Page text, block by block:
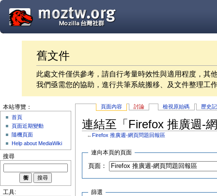
舊文件
此處文件僅供參考，請自行考量時效性與適用程度，其
我們亟需您的協助，進行共筆系統搬移、及文件整理工
頁面內容 討論 檢視原始碼 歷史
連結至「Firefox 推廣週-
← Firefox 推廣週-網頁問題回報區
連向本頁的頁面
頁面：
篩選
本站導覽：
首頁
頁面近期變動
隨機頁面
Help about MediaWiki
搜尋
工具: